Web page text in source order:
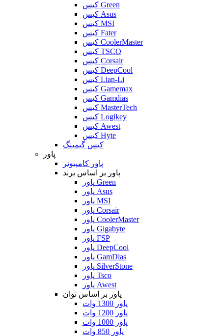
کیس Green
کیس Asus
کیس MSI
کیس Fater
کیس CoolerMaster
کیس TSCO
کیس Corsair
کیس DeepCool
کیس Lian-Li
کیس Gamemax
کیس Gamdias
کیس MasterTech
کیس Logikey
کیس Awest
کیس Hyte
کیس گیمینگ
پاور
پاور کامپیوتر
پاور بر اساس برند
پاور Green
پاور Asus
پاور MSI
پاور Corsair
پاور CoolerMaster
پاور Gigabyte
پاور FSP
پاور DeepCool
پاور GamDias
پاور SilverStone
پاور Tsco
پاور Awest
پاور بر اساس توان
پاور 1300 وات
پاور 1200 وات
پاور 1000 وات
پاور 850 وات